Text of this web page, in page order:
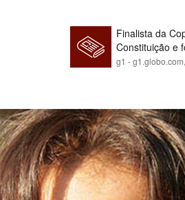
Finalista da
Constituição e
g1 - g1.globo.com,